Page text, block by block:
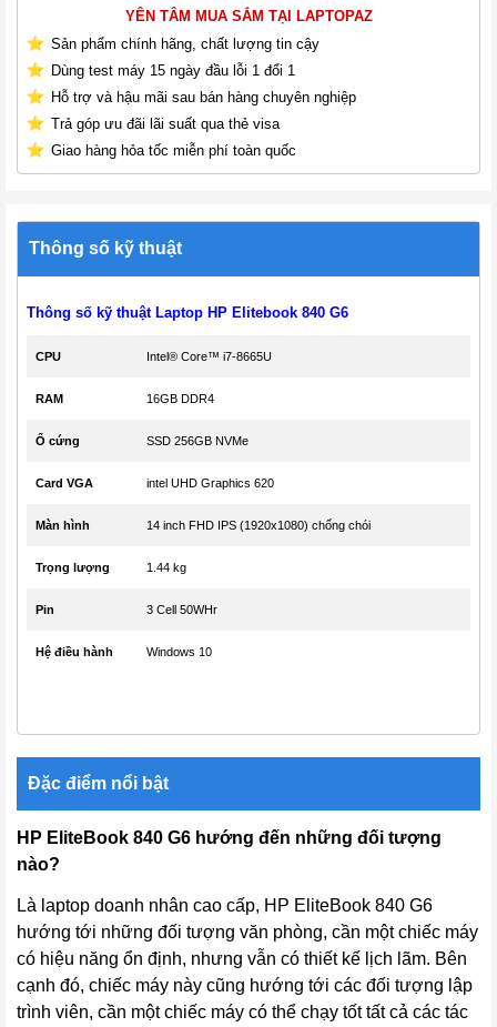
YÊN TÂM MUA SẮM TẠI LAPTOPAZ
Sản phẩm chính hãng, chất lượng tin cậy
Dùng test máy 15 ngày đầu lỗi 1 đổi 1
Hỗ trợ và hậu mãi sau bán hàng chuyên nghiệp
Trả góp ưu đãi lãi suất qua thẻ visa
Giao hàng hỏa tốc miễn phí toàn quốc
Thông số kỹ thuật
Thông số kỹ thuật Laptop HP Elitebook 840 G6
CPU Intel® Core™ i7-8665U
RAM 16GB DDR4
Ổ cứng SSD 256GB NVMe
Card VGA intel UHD Graphics 620
Màn hình 14 inch FHD IPS (1920x1080) chống chói
Trọng lượng 1.44 kg
Pin 3 Cell 50WHr
Hệ điều hành Windows 10
Đặc điểm nổi bật
HP EliteBook 840 G6 hướng đến những đối tượng
nào?
Là laptop doanh nhân cao cấp, HP EliteBook 840 G6
hướng tới những đối tượng văn phòng, cần một chiếc máy
có hiệu năng ổn định, nhưng vẫn có thiết kế lịch lãm. Bên
cạnh đó, chiếc máy này cũng hướng tới các đối tượng lập
trình viên, cần một chiếc máy có thể chạy tốt tất cả các tác